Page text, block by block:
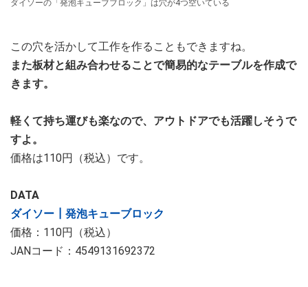
ダイソーの「発泡キューブブロック」は穴が4つ空いている
この穴を活かして工作を作ることもできますね。
また板材と組み合わせることで簡易的なテーブルを作成で
きます。
軽くて持ち運びも楽なので、アウトドアでも活躍しそうで
すよ。
価格は110円（税込）です。
DATA
ダイソー┃発泡キューブロック
価格：110円（税込）
JANコード：4549131692372